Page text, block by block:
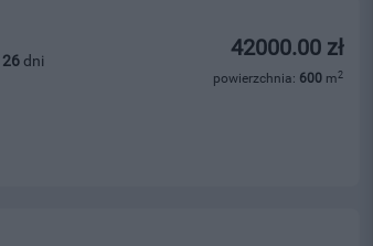
42000.00 zł
powierzchnia: 600 m2
26 dni